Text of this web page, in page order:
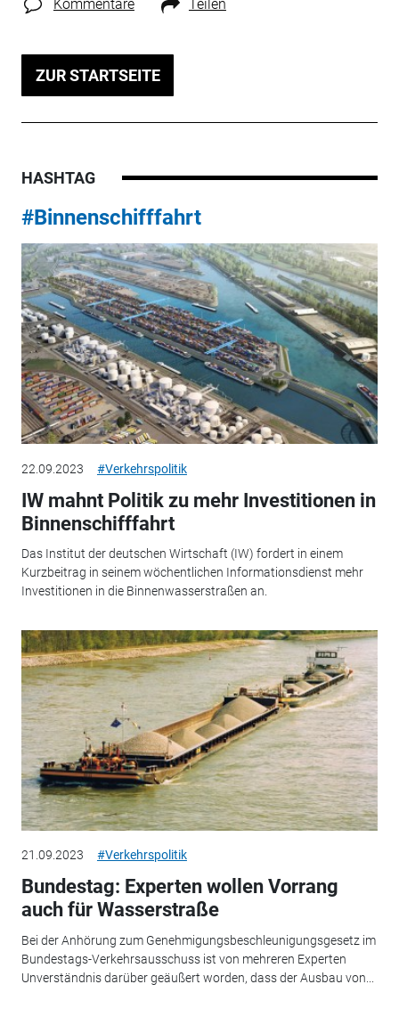
Kommentare Teilen
ZUR STARTSEITE
HASHTAG
#Binnenschifffahrt
22.09.2023 #Verkehrspolitik
IW mahnt Politik zu mehr Investitionen in
Binnenschifffahrt
Das Institut der deutschen Wirtschaft (IW) fordert in einem
Kurzbeitrag in seinem wöchentlichen Informationsdienst mehr
Investitionen in die Binnenwasserstraßen an.
21.09.2023 #Verkehrspolitik
Bundestag: Experten wollen Vorrang
auch für Wasserstraße
Bei der Anhörung zum Genehmigungsbeschleunigungsgesetz im
Bundestags-Verkehrsausschuss ist von mehreren Experten
Unverständnis darüber geäußert worden, dass der Ausbau von...